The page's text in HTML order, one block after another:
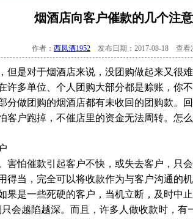
烟酒店向客户催款的几个注
作者： 西凤酒1952 发布日期：2017-08-18 查看
是对于烟酒店来说，没团购做起来又很
许多单位、个人团购大部分都是赊账，你
分做团购的烟酒店都有未收回的团购款。
客户跑掉，不催店里的资金无法周转。怎
怕催款引起客户不快，或失去客户，只
得当，完全可以将收款作为与客户沟通的
果是一些死硬的客户，当机立断，及时中
会越陷越深。而且，许多人做收款时，